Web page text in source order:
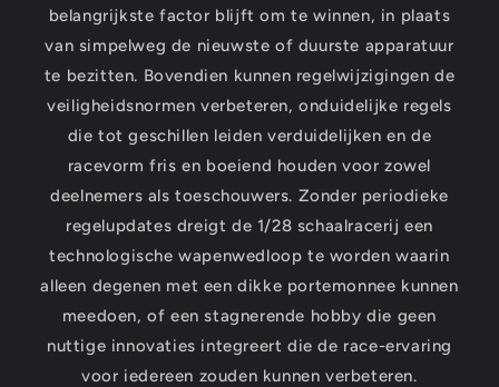
belangrijkste factor blijft om te winnen, in plaats
van simpelweg de nieuwste of duurste apparatuur
te bezitten. Bovendien kunnen regelwijzigingen de
veiligheidsnormen verbeteren, onduidelijke regels
die tot geschillen leiden verduidelijken en de
racevorm fris en boeiend houden voor zowel
deelnemers als toeschouwers. Zonder periodieke
regelupdates dreigt de 1/28 schaalracerij een
technologische wapenwedloop te worden waarin
alleen degenen met een dikke portemonnee kunnen
meedoen, of een stagnerende hobby die geen
nuttige innovaties integreert die de race-ervaring
voor iedereen zouden kunnen verbeteren.